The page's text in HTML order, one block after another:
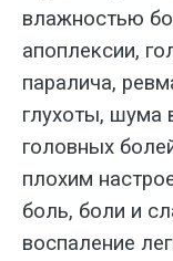
влажностью
апоплексии,
паралича,
глу­хоты, шума
головных
плохим
боль, боли и
воспаление